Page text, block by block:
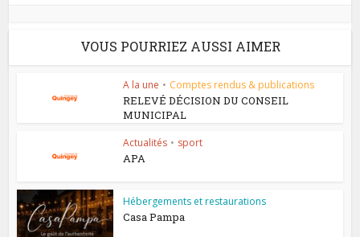
VOUS POURRIEZ AUSSI AIMER
A la une • Comptes rendus & publications
RELEVÉ DÉCISION DU CONSEIL
MUNICIPAL
Actualités • sport
APA
Hébergements et restaurations
Casa Pampa